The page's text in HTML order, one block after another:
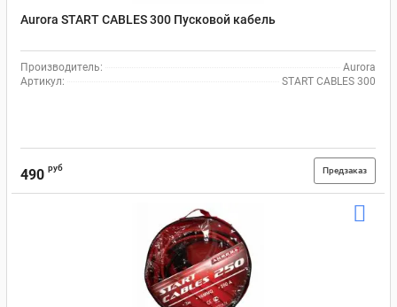
Aurora START CABLES 300 Пусковой кабель
Производитель:
Aurora
Артикул:
START CABLES 300
490 руб Предзаказ